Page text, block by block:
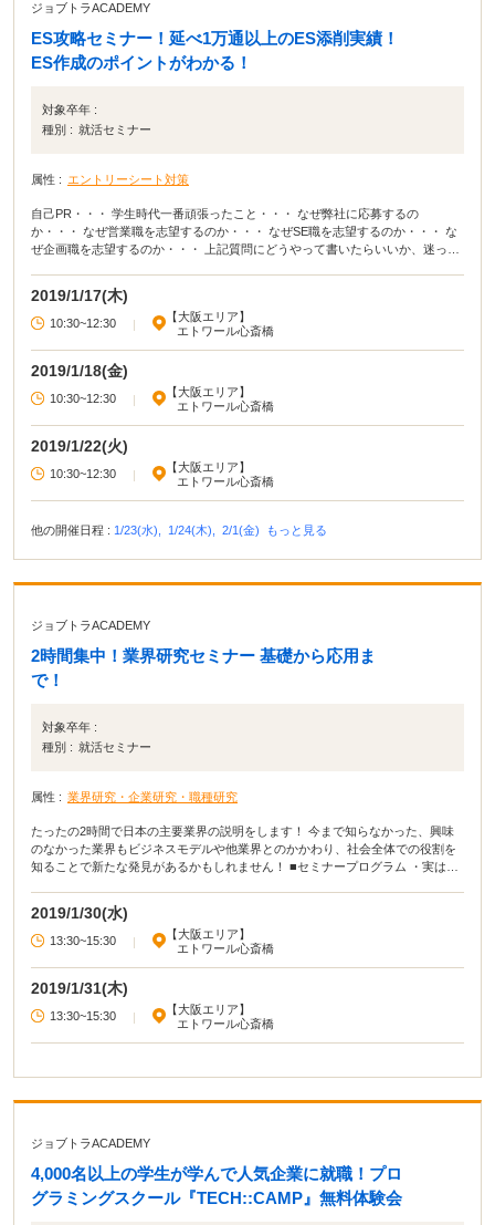
ジョブトラACADEMY
ES攻略セミナー！延べ1万通以上のES添削実績！
ES作成のポイントがわかる！
対象卒年 :
種別 : 就活セミナー
属性 : エントリーシート対策
自己PR・・・ 学生時代一番頑張ったこと・・・ なぜ弊社に応募するの
か・・・ なぜ営業職を志望するのか・・・ なぜSE職を志望するのか・・・ な
ぜ企画職を志望するのか・・・ 上記質問にどうやって書いたらいいか、迷って
がるように「エントリーシート攻略セミナー」を開催することにしました。
2019/1/17(木)
10:30~12:30 |
【大阪エリア】
エトワール心斎橋
2019/1/18(金)
10:30~12:30 |
【大阪エリア】
エトワール心斎橋
2019/1/22(火)
10:30~12:30 |
【大阪エリア】
エトワール心斎橋
他の開催日程 : 1/23(水), 1/24(木), 2/1(金) もっと見る
ジョブトラACADEMY
2時間集中！業界研究セミナー 基礎から応用ま
で！
対象卒年 :
種別 : 就活セミナー
属性 : 業界研究・企業研究・職種研究
たったの2時間で日本の主要業界の説明をします！ 今まで知らなかった、興味
のなかった業界もビジネスモデルや他業界とのかかわり、社会全体での役割を
知ることで新たな発見があるかもしれません！ ■セミナープログラム ・実はこ
2019/1/30(水)
13:30~15:30 |
【大阪エリア】
エトワール心斎橋
2019/1/31(木)
13:30~15:30 |
【大阪エリア】
エトワール心斎橋
ジョブトラACADEMY
4,000名以上の学生が学んで人気企業に就職！プロ
グラミングスクール『TECH::CAMP』無料体験会